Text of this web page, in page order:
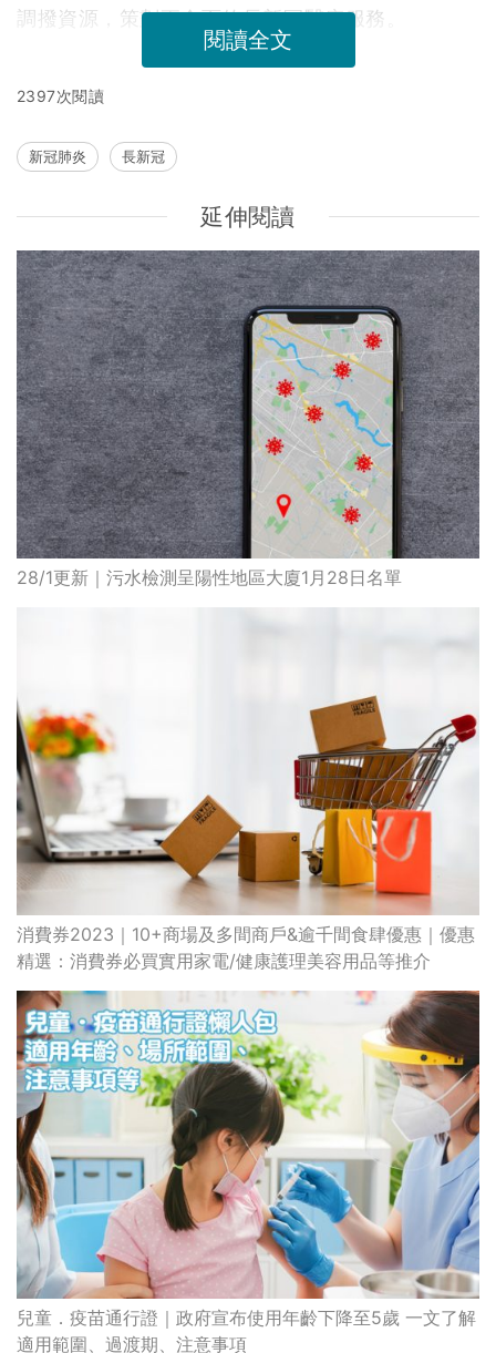
調撥資源，策劃更全面的長新冠醫療服務。
閱讀全文
2397次閱讀
新冠肺炎 長新冠
延伸閱讀
28/1更新｜污水檢測呈陽性地區大廈1月28日名單
消費券2023｜10+商場及多間商戶&逾千間食肆優惠｜優惠
精選：消費券必買實用家電/健康護理美容用品等推介
兒童．疫苗通行證｜政府宣布使用年齡下降至5歲 一文了解
適用範圍、過渡期、注意事項